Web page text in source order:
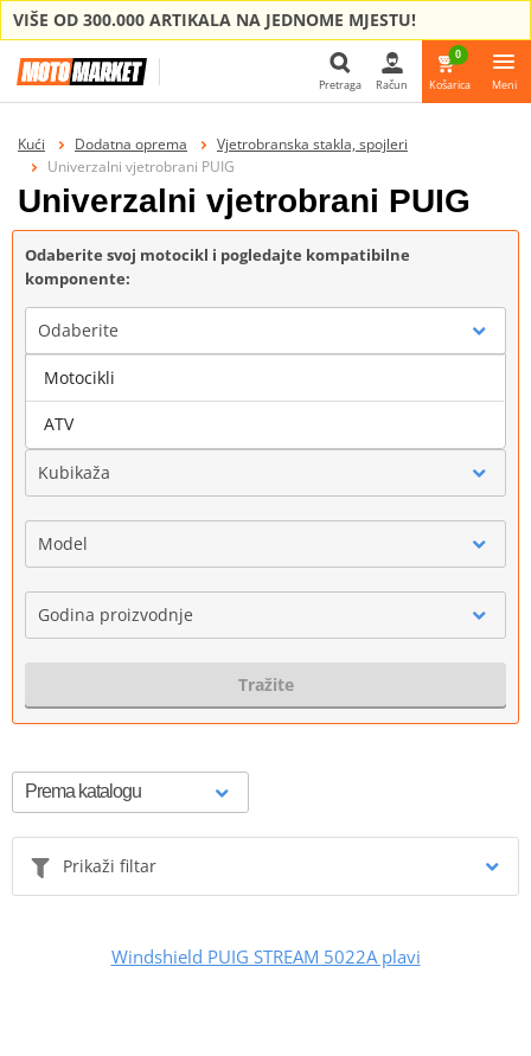
VIŠE OD 300.000 ARTIKALA NA JEDNOME MJESTU!
Pretraga Račun
0
Košarica Meni
Kući Dodatna oprema
Vjetrobranska stakla, spojleri
Univerzalni vjetrobrani PUIG
Univerzalni vjetrobrani PUIG
Odaberite svoj motocikl i pogledajte kompatibilne
komponente:
Odaberite
Marka
Kubikaža
Model
Godina proizvodnje
Tražite
Prikaži filtar
Windshield PUIG STREAM 5022A plavi
Motocikli
ATV